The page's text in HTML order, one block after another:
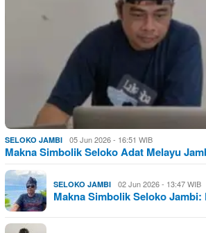
SELOKO JAMBI 05 Jun 2026 - 16:51 WIB
Makna Simbolik Seloko Adat Melayu
SELOKO JAMBI 02 Jun 2026 - 13:47 WIB
Makna Simbolik Seloko